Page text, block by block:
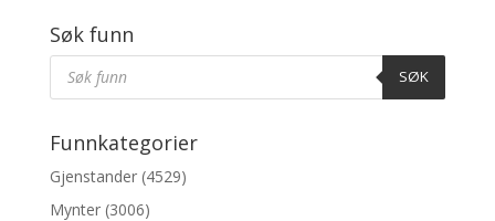
Søk funn
Products
Søk SØK
Funnkategorier
Gjenstander (4529)
Mynter (3006)